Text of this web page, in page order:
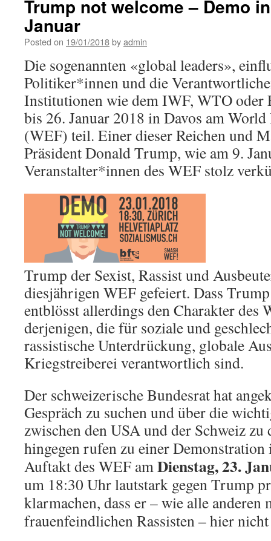
Trump not welcome – Demo
Januar
Posted on 19/01/2018byadmin
Die sogenannten «global leaders»,
Politiker*innen und die
Institutionen wie dem IWF, WTO oder
bis 26. Januar 2018 in Davos am
(WEF) teil. Einer dieser Reichen und
Präsident Donald Trump, wie am 9.
Veranstalter*innen des WEF stolz
Trump der Sexist, Rassist und
diesjährigen WEF gefeiert. Dass
entblösst allerdings den Charakter des
derjenigen, die für soziale und
rassistische Unterdrückung, globale
Kriegstreiberei verantwortlich sind.
Der schweizerische Bundesrat hat
Gespräch zu suchen und über die
zwischen den USA und der Schweiz
hingegen rufen zu einer
Auftakt des WEF amDienstag, 23.
um 18:30 Uhr lautstark gegen Trump
klarmachen, dass er – wie alle anderen
frauenfeindlichen Rassisten – hier